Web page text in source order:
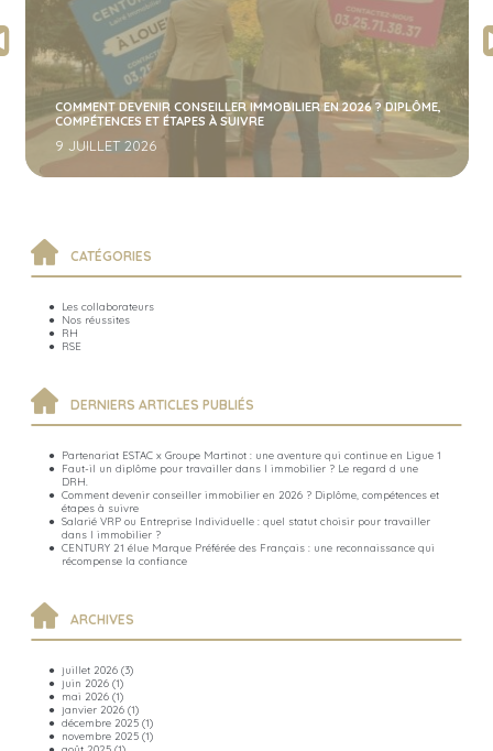
COMMENT DEVENIR CONSEILLER IMMOBILIER EN 2026 ? DIPLÔME,
COMPÉTENCES ET ÉTAPES À SUIVRE
9 JUILLET 2026
CATÉGORIES
Les collaborateurs
Nos réussites
RH
RSE
DERNIERS ARTICLES PUBLIÉS
Partenariat ESTAC x Groupe Martinot : une aventure qui continue en Ligue 1
Faut-il un diplôme pour travailler dans l immobilier ? Le regard d une
DRH.
Comment devenir conseiller immobilier en 2026 ? Diplôme, compétences et
étapes à suivre
Salarié VRP ou Entreprise Individuelle : quel statut choisir pour travailler
dans l immobilier ?
CENTURY 21 élue Marque Préférée des Français : une reconnaissance qui
récompense la confiance
ARCHIVES
juillet 2026 (3)
juin 2026 (1)
mai 2026 (1)
janvier 2026 (1)
décembre 2025 (1)
novembre 2025 (1)